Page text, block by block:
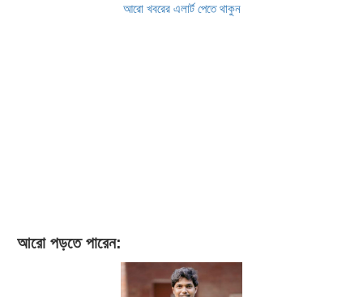
আরো খবরের এলার্ট পেতে থাকুন
আরো পড়তে পারেন: